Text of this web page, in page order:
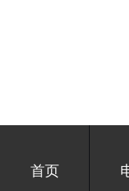
首页